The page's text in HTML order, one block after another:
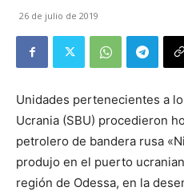
26 de julio de 2019
Unidades pertenecientes a
Ucrania (SBU) procedieron
petrolero de bandera rusa
produjo en el puerto
región de Odessa, en la